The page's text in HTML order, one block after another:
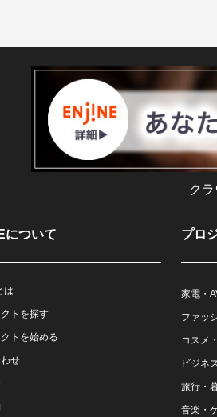
ク
について
は
トを探す
トを始める
せ
プロ
家電・
ファッ
コスメ
ビジネ
旅行・
音楽・